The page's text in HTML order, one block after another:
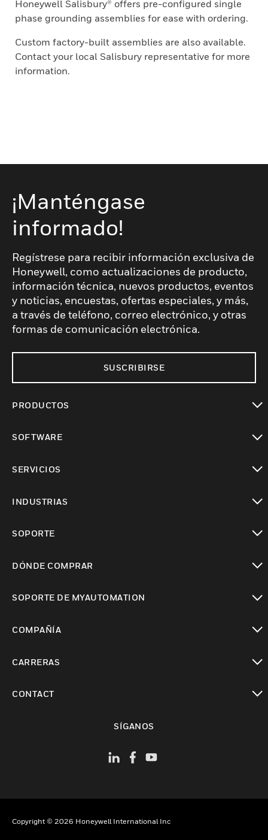
Honeywell Salisbury® offers pre-configured single
phase grounding assemblies for ease with ordering.
Custom factory-built assemblies are also available.
Contact your local Salisbury representative for more
information.
¡Manténgase
informado!
Regístrese para recibir información exclusiva de
Honeywell, como actualizaciones de producto,
información técnica, nuevos productos, eventos
y noticias, encuestas, ofertas especiales, y más,
a través de teléfono, correo electrónico, y otras
formas de comunicación electrónica.
SUSCRIBIRSE
PRODUCTOS
SOFTWARE
SERVICIOS
INDUSTRIAS
SOPORTE
DÓNDE COMPRAR
SOPORTE DE MYAUTOMATION
COMPAÑÍA
CARRERAS
CONTACT
SÍGANOS
Copyright © 2026 Honeywell International Inc